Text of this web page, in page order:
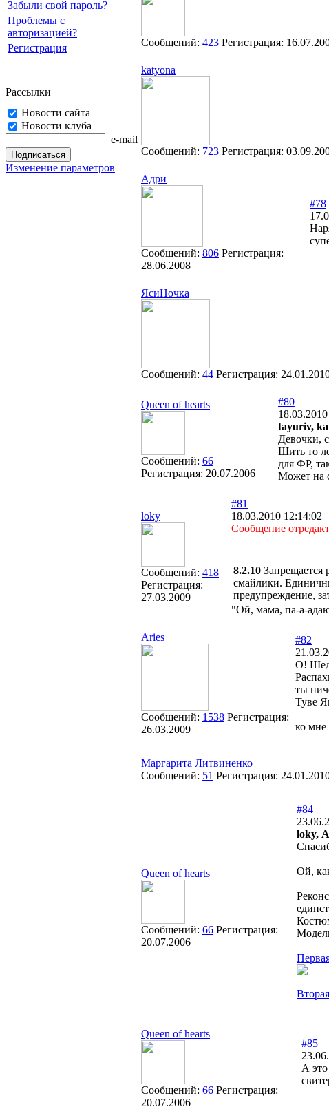
Забыли свой пароль?
Проблемы с
авторизацией?
Регистрация
Рассылки
Новости сайта
Новости клуба
e-mail
Изменение параметров
Сообщений: 423 Регистрация:
katyona
Сообщений: 723 Регистрация:
Адри
Сообщений: 806 Регистрация:
28.06.2008
#78
ЯсиНочка
Сообщений: 44 Регистрация:
Queen of hearts
Сообщений: 66
Регистрация: 20.07.2006
#80
18.03.2010
tayuriv,
Девочки,
Шить то
для ФР,
Может на
loky
Сообщений: 418
Регистрация:
27.03.2009
#81
18.03.2010 12:14:02
Сообщение
8.2.10 Запрещается
смайлики.
предупреждение,
"Ой, мама, па-а-
Aries
Сообщений: 1538 Регистрация:
26.03.2009
#82
О!
ты
Туве
ко
Маргарита Литвиненко
Сообщений: 51 Регистрация:
Queen of hearts
Сообщений: 66 Регистрация:
20.07.2006
#84
loky,
Ой,
Queen of hearts
Сообщений: 66 Регистрация:
20.07.2006
#85
А